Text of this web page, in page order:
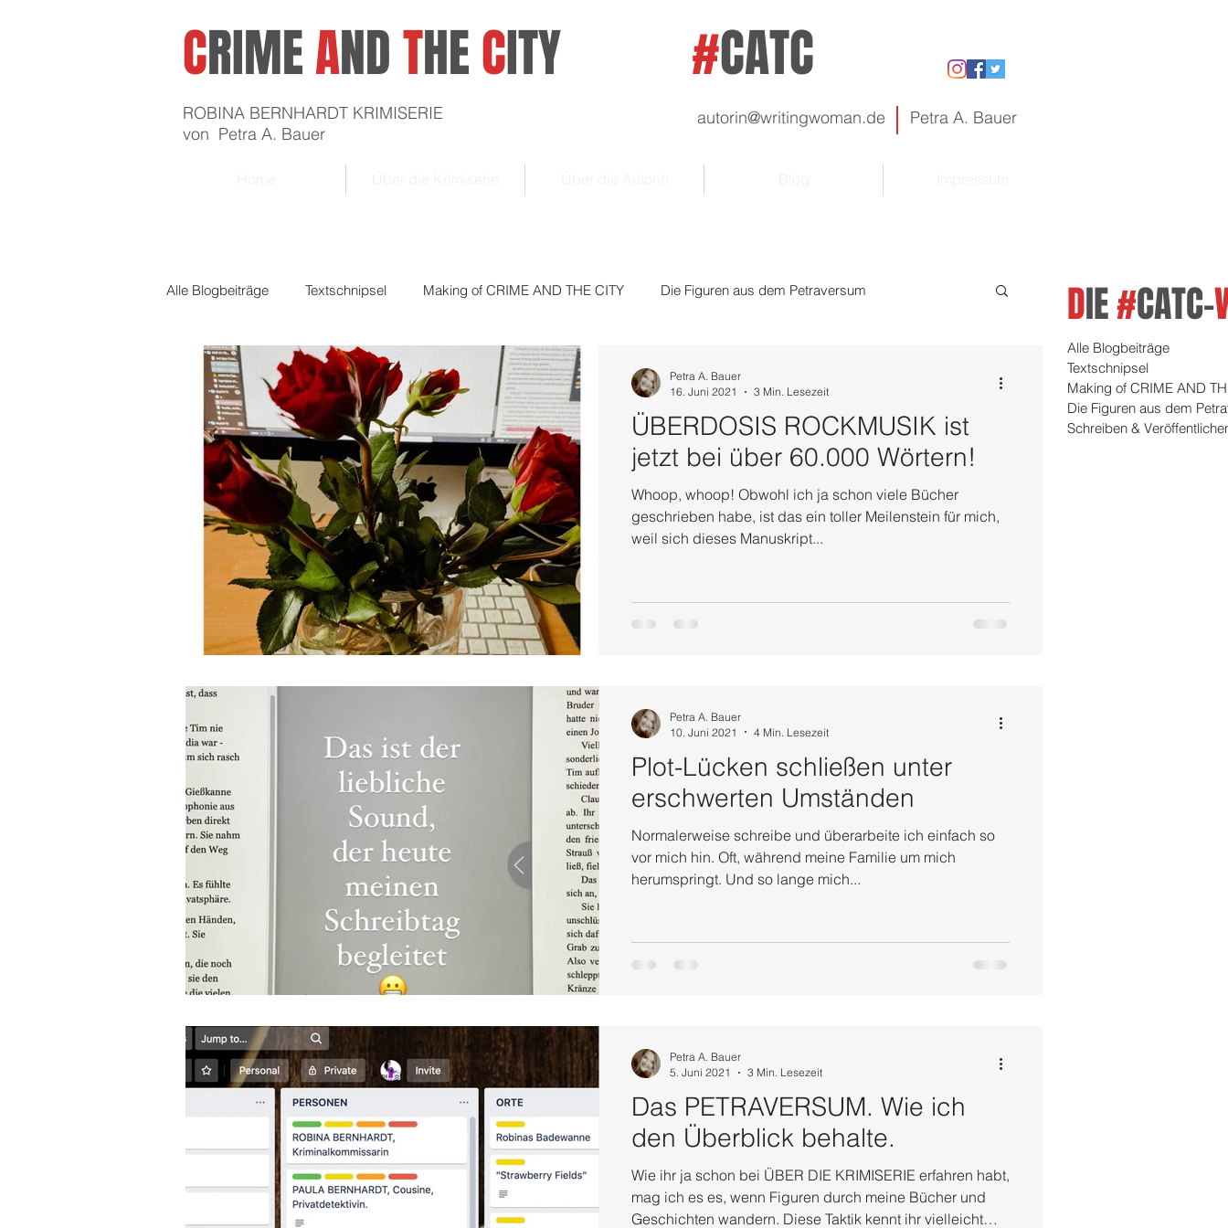
CRIMEANDTHECITY #CATC
ROBINA BERNHARDT KRIMISERIE
von Petra A. Bauer
autorin@writingwoman.de Petra A. Bauer
Alle Blogbeiträge Textschnipsel Making of CRIME AND THE CITY Die Figuren aus dem Petraversum
Schreiben & Veröffentlichen
ÜBERDOSIS ROCKMUSIK ist
jetzt bei über 60.000 Wörtern!
Whoop, whoop! Obwohl ich ja schon viele Bücher
geschrieben habe, ist das ein toller Meilenstein für mich,
weil sich dieses Manuskript...
Petra A. Bauer
16. Juni 2021
3 Min. Lesezeit
Plot-Lücken schließen unter
erschwerten Umständen
Normalerweise schreibe und überarbeite ich einfach so
vor mich hin. Oft, während meine Familie um mich
herumspringt. Und so lange mich...
Petra A. Bauer
10. Juni 2021
4 Min. Lesezeit
Das PETRAVERSUM. Wie ich
den Überblick behalte.
Wie ihr ja schon bei ÜBER DIE KRIMISERIE erfahren habt,
mag ich es es, wenn Figuren durch meine Bücher und
Geschichten wandern. Diese Taktik kennt ihr vielleicht
Petra A. Bauer
5. Juni 2021
3 Min. Lesezeit
DIE#CATC-
Alle Blogbeiträge
Textschnipsel
Making of CRIME AND
Die Figuren aus dem
Schreiben &